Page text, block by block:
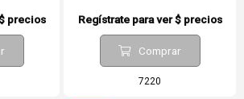
precios Regístrate para ver $ precios
Comprar
7220